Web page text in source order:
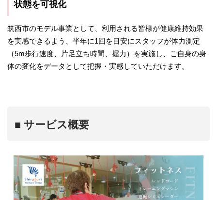
状態を可視化
筑西市のモデル事業として、利用される皆様が健康維持効果
を実感できるよう、半年に1回を目安にスタッフが体力測定
（5m歩行速度、片足立ち時間、握力）を実施し、ご自身の身
体の変化をデータとして把握・実感していただけます。
■ サービス概要